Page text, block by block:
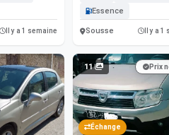
Il y a 1 semaine
Essence
Sousse Il y a
11
Échange
Prix